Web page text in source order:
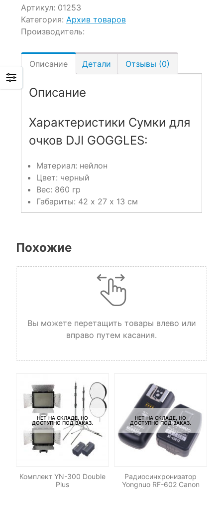
Артикул: 01253
Категория: Архив товаров
Производитель:
Описание Детали Отзывы (0)
Описание
Характеристики Сумки для
очков DJI GOGGLES:
Материал: нейлон
Цвет: черный
Вес: 860 гр
Габариты: 42 х 27 х 13 см
Похожие
Вы можете перетащить товары влево или
вправо путем касания.
НЕТ НА СКЛАДЕ, НО
ДОСТУПНО ПОД ЗАКАЗ.
Комплект YN-300 Double
Plus
НЕТ НА СКЛАДЕ, НО
ДОСТУПНО ПОД ЗАКАЗ.
Радиосинхронизатор
Yongnuo RF-602 Canon